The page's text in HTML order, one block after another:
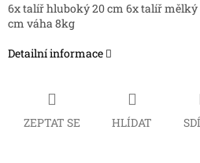
6x talíř hluboký 20 cm 6x talíř mělký
cm váha 8kg
Detailní informace
ZEPTAT SE HLÍDAT